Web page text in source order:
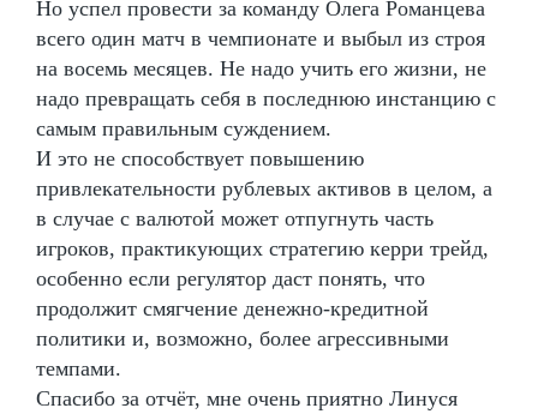
Но успел провести за команду Олега Романцева
всего один матч в чемпионате и выбыл из строя
на восемь месяцев. Не надо учить его жизни, не
надо превращать себя в последнюю инстанцию с
самым правильным суждением.
И это не способствует повышению
привлекательности рублевых активов в целом, а
в случае с валютой может отпугнуть часть
игроков, практикующих стратегию керри трейд,
особенно если регулятор даст понять, что
продолжит смягчение денежно-кредитной
политики и, возможно, более агрессивными
темпами.
Спасибо за отчёт, мне очень приятно Линуся